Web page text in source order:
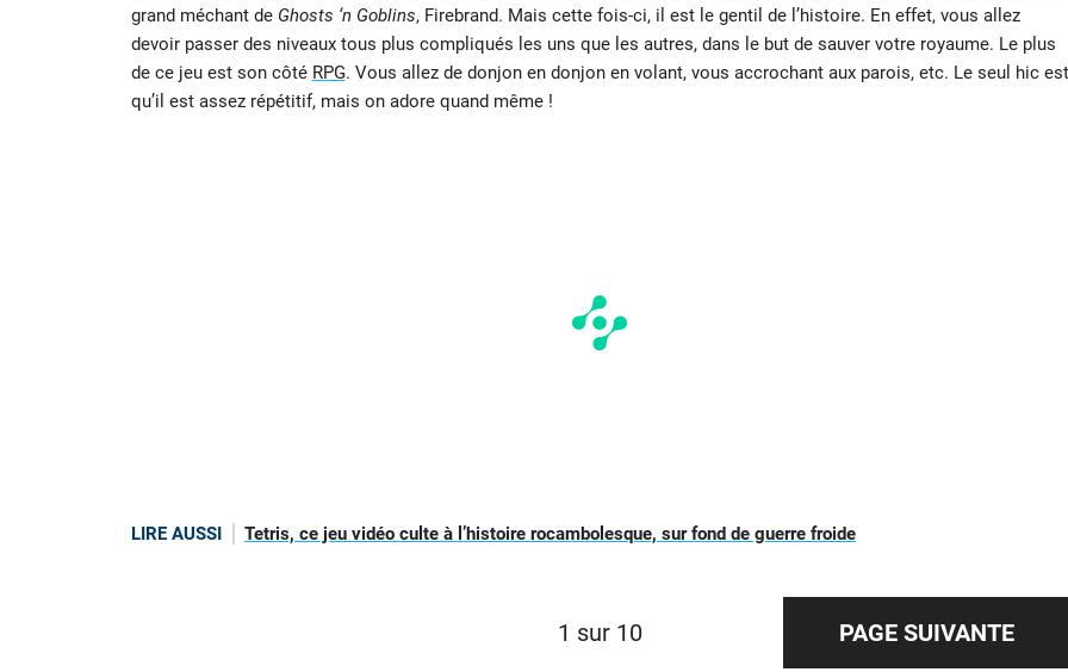
grand méchant de Ghosts ‘n Goblins, Firebrand. Mais cette fois-ci, il est le gentil de l’histoire. En effet, vous allez
devoir passer des niveaux tous plus compliqués les uns que les autres, dans le but de sauver votre royaume. Le plus
de ce jeu est son côté RPG. Vous allez de donjon en donjon en volant, vous accrochant aux parois, etc. Le seul hic est
qu’il est assez répétitif, mais on adore quand même !
LIRE AUSSI Tetris, ce jeu vidéo culte à l’histoire rocambolesque, sur fond de guerre froide
1 sur 10 PAGE SUIVANTE